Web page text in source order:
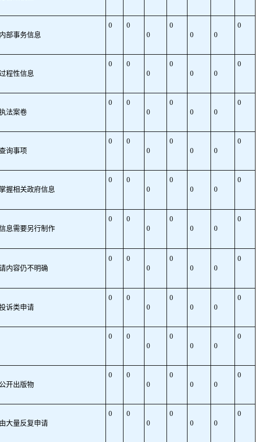
部事务信息
0
0
0
0
0
0
0
程性信息
0
0
0
0
0
0
0
法案卷
0
0
0
0
0
0
0
询事项
0
0
0
0
0
0
0
握相关政府信息
0
0
0
0
0
0
0
息需要另行制作
0
0
0
0
0
0
0
内容仍不明确
0
0
0
0
0
0
0
诉类申请
0
0
0
0
0
0
0
0
0
0
0
0
0
0
开出版物
0
0
0
0
0
0
0
大量反复申请
0
0
0
0
0
0
0